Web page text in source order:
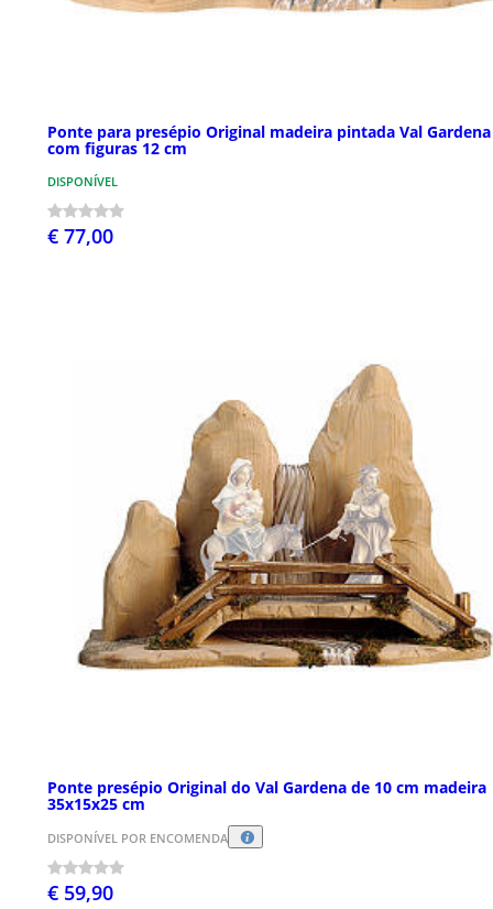
Ponte para presépio Original madeira pintada Val Gardena
com figuras 12 cm
DISPONÍVEL
€ 77,00
Ponte presépio Original do Val Gardena de 10 cm madeira
35x15x25 cm
DISPONÍVEL POR ENCOMENDA
€ 59,90